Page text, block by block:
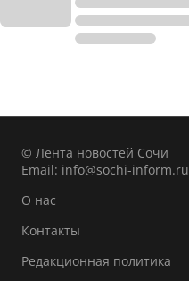
© Лента новостей Сочи
Email: info@sochi-inform.ru
О нас
Контакты
Редакционная политика